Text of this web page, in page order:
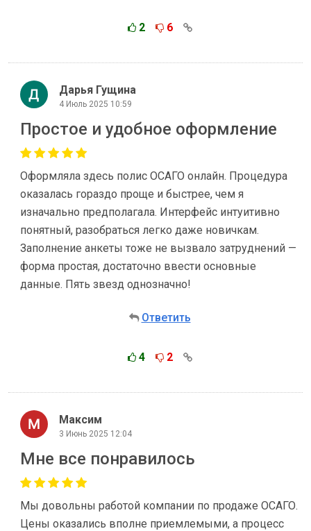
2 6
Дарья Гущина
4 Июль 2025 10:59
Простое и удобное оформление
Оформляла здесь полис ОСАГО онлайн. Процедура
оказалась гораздо проще и быстрее, чем я
изначально предполагала. Интерфейс интуитивно
понятный, разобраться легко даже новичкам.
Заполнение анкеты тоже не вызвало затруднений —
форма простая, достаточно ввести основные
данные. Пять звезд однозначно!
Ответить
4 2
Максим
3 Июнь 2025 12:04
Мне все понравилось
Мы довольны работой компании по продаже ОСАГО.
Цены оказались вполне приемлемыми, а процесс